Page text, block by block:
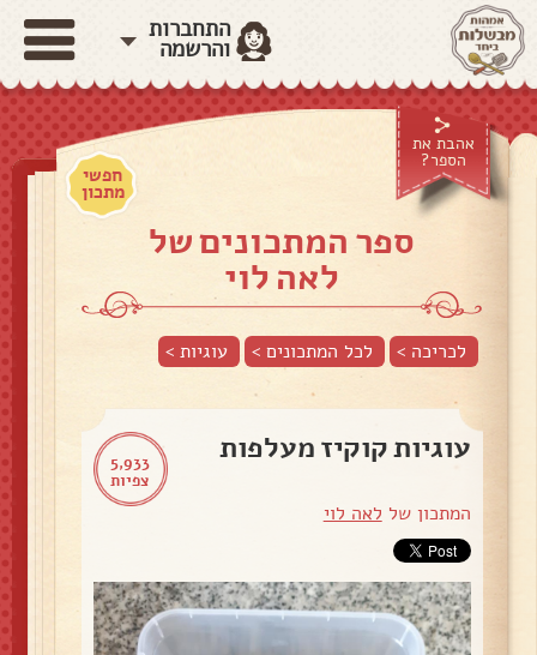
התחברות
והרשמה
אהבת את
הספר?
חפשי
מתכון
ספר המתכונים של
לאה לוי
לכריכה > לכל המתכונים > עוגיות>
5,933
צפיות
עוגיות קוקיז מעלפות
המתכון של לאה לוי